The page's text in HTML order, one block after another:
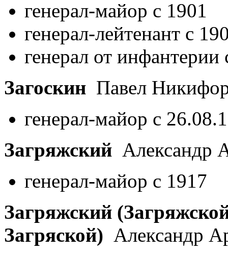
генерал-майор с 1901
генерал-лейтенант с
генерал от инфантерии
Загоскин Павел
генерал-майор с
Загряжский Александр
генерал-майор с 1917
Загряжский
Загряской) Александр